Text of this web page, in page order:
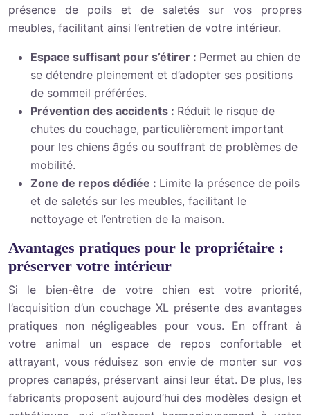
présence de poils et de saletés sur vos propres
meubles, facilitant ainsi l’entretien de votre intérieur.
Espace suffisant pour s’étirer : Permet au chien de
se détendre pleinement et d’adopter ses positions
de sommeil préférées.
Prévention des accidents : Réduit le risque de
chutes du couchage, particulièrement important
pour les chiens âgés ou souffrant de problèmes de
mobilité.
Zone de repos dédiée : Limite la présence de poils
et de saletés sur les meubles, facilitant le
nettoyage et l’entretien de la maison.
Avantages pratiques pour le propriétaire :
préserver votre intérieur
Si le bien-être de votre chien est votre priorité,
l’acquisition d’un couchage XL présente des avantages
pratiques non négligeables pour vous. En offrant à
votre animal un espace de repos confortable et
attrayant, vous réduisez son envie de monter sur vos
propres canapés, préservant ainsi leur état. De plus, les
fabricants proposent aujourd’hui des modèles design et